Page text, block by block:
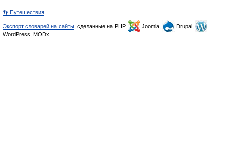
👣 Путешествия
Экспорт словарей на сайты , сделанные на PHP, Joomla,
Drupal,
WordPress, MODx.